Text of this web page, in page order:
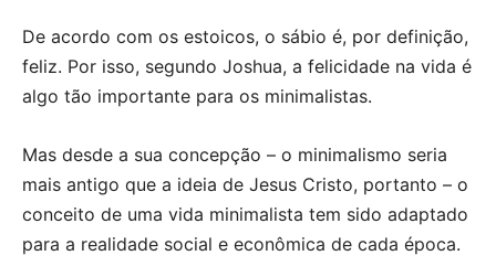
De acordo com os estoicos, o sábio é, por definição,
feliz. Por isso, segundo Joshua, a felicidade na vida é
algo tão importante para os minimalistas.
Mas desde a sua concepção – o minimalismo seria
mais antigo que a ideia de Jesus Cristo, portanto – o
conceito de uma vida minimalista tem sido adaptado
para a realidade social e econômica de cada época.